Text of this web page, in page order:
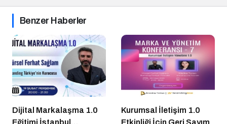
Benzer Haberler
Dijital Markalaşma 1.0
Eğitimi İstanbul
Kurumsal İletişim 1.0
Etkinliği İçin Geri Sayım